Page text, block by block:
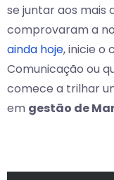
se juntar aos mais
comprovaram a
ainda hoje, inicie o
Comunicação ou
comece a trilhar
em gestão de